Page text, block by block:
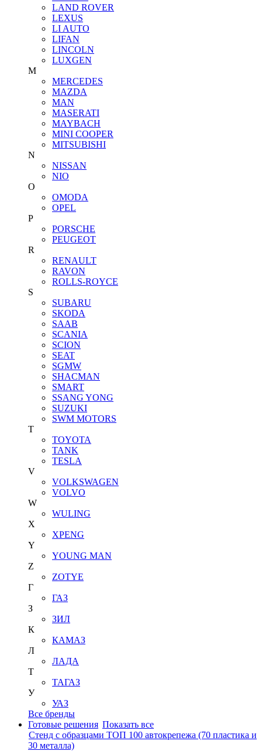
LAND ROVER
LEXUS
LI AUTO
LIFAN
LINCOLN
LUXGEN
M
MERCEDES
MAZDA
MAN
MASERATI
MAYBACH
MINI COOPER
MITSUBISHI
N
NISSAN
NIO
O
OMODA
OPEL
P
PORSCHE
PEUGEOT
R
RENAULT
RAVON
ROLLS-ROYCE
S
SUBARU
SKODA
SAAB
SCANIA
SCION
SEAT
SGMW
SHACMAN
SMART
SSANG YONG
SUZUKI
SWM MOTORS
T
TOYOTA
TANK
TESLA
V
VOLKSWAGEN
VOLVO
W
WULING
X
XPENG
Y
YOUNG MAN
Z
ZOTYE
Г
ГАЗ
З
ЗИЛ
К
КАМАЗ
Л
ЛАДА
Т
ТАГАЗ
У
УАЗ
Все бренды
Готовые решения Показать все
Стенд с образцами ТОП 100 автокрепежа (70 пластика и
30 металла)